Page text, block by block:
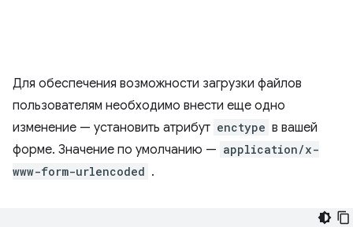
Для обеспечения возможности загрузки файлов
пользователям необходимо внести еще одно
изменение — установить атрибут enctype в вашей
форме. Значение по умолчанию — application/x-
www-form-urlencoded .